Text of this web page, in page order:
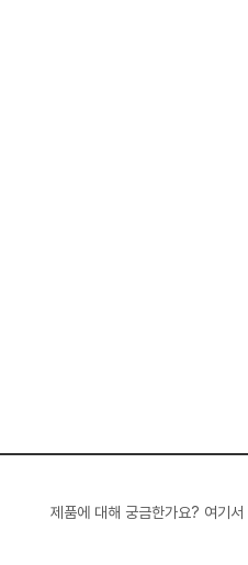
제품에 대해 궁금한가요? 여기